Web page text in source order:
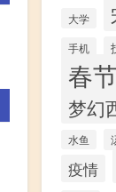
大学
手机
春节
梦幻
水鱼
疫情